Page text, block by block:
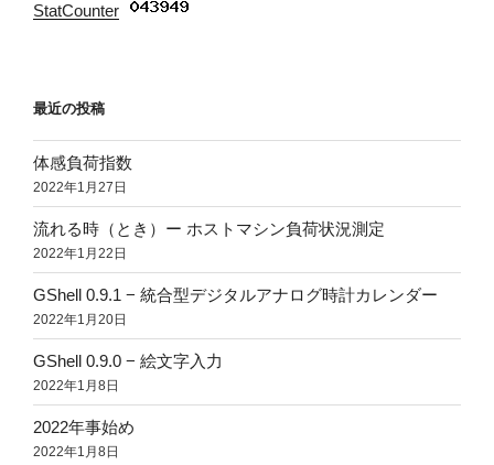
StatCounter
最近の投稿
体感負荷指数
2022年1月27日
流れる時（とき）ー ホストマシン負荷状況測定
2022年1月22日
GShell 0.9.1 − 統合型デジタルアナログ時計カレンダー
2022年1月20日
GShell 0.9.0 − 絵文字入力
2022年1月8日
2022年事始め
2022年1月8日